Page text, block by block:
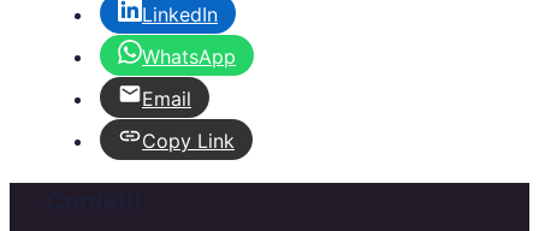
LinkedIn
WhatsApp
Email
Copy Link